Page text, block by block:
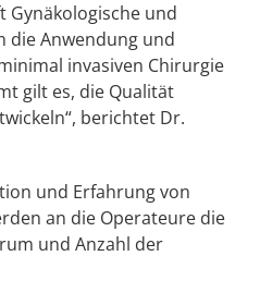
Gynäkologische und
die Anwendung und
invasiven Chirurgie
gilt es, die Qualität
berichtet Dr.
und Erfahrung von
an die Operateure die
und Anzahl der